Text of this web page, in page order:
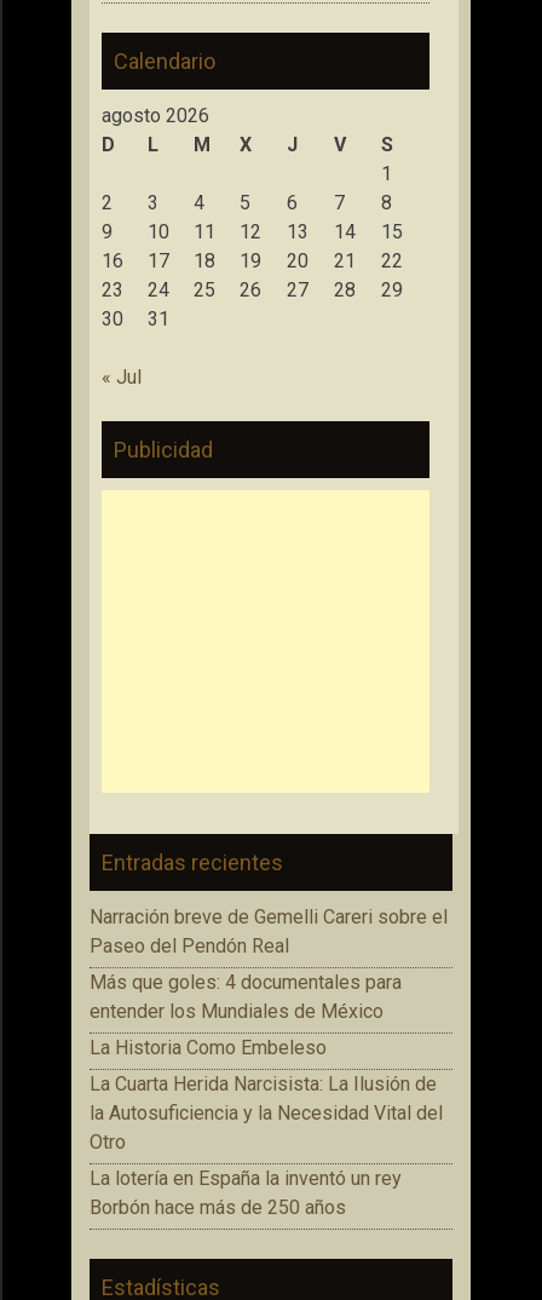
Calendario
agosto 2026
D
L M X J V
S
1
2
3 4 5 6 7
8
9
10 11 12 13 14
15
16
17 18 19 20 21
22
23
24 25 26 27 28
29
30
31
« Jul
Publicidad
Entradas recientes
Narración breve de Gemelli Careri sobre el
Paseo del Pendón Real
Más que goles: 4 documentales para
entender los Mundiales de México
La Historia Como Embeleso
La Cuarta Herida Narcisista: La Ilusión de
la Autosuficiencia y la Necesidad Vital del
Otro
La lotería en España la inventó un rey
Borbón hace más de 250 años
Estadísticas